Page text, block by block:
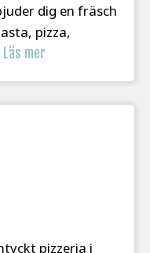
dig en fräsch
pizza,
Läs mer
pizzeria i